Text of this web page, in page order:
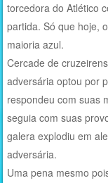
torcedora do Atlético
partida. Só que hoje,
maioria azul.
Cercade de
adversária optou por
respondeu com suas
seguia com suas
galera explodiu em
adversária.
Uma pena mesmo